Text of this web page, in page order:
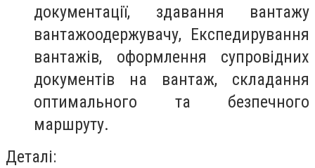
документації, здавання вантажу
вантажоодержувачу, Експедирування
вантажів, оформлення супровідних
документів на вантаж, складання
оптимального та безпечного
маршруту.
Деталі: